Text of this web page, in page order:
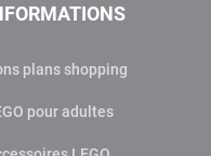
plans shopping
pour adultes